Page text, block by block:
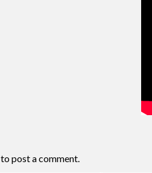
to post a comment.